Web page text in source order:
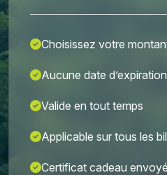
Choisissez votre
Aucune date d’expiration
Valide en tout temps
Applicable sur tous les
Certificat cadeau